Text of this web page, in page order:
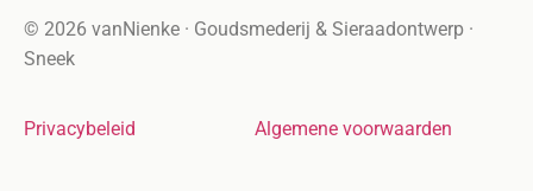
© 2026 vanNienke · Goudsmederij & Sieraadontwerp ·
Sneek
Privacybeleid Algemene voorwaarden